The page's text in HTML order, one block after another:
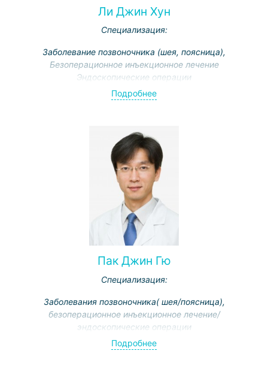
Ли Джин Хун
Специализация:
Заболевание позвоночника (шея, поясница),
Безоперационное инъекционное лечение
Эндоскопические операции
Подробнее
Пак Джин Гю
Специализация:
Заболевания позвоночника( шея/поясница),
безоперационное инъекционное лечение/
эндоскопические операции
Подробнее